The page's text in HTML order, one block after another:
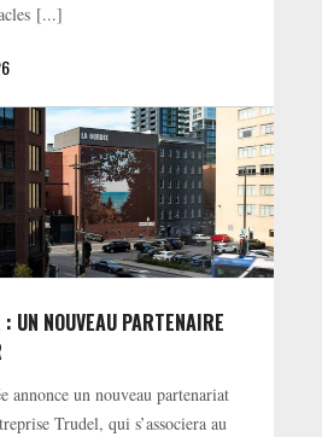
[...]
UN NOUVEAU PARTENAIRE
annonce un nouveau partenariat
Trudel, qui s’associera au